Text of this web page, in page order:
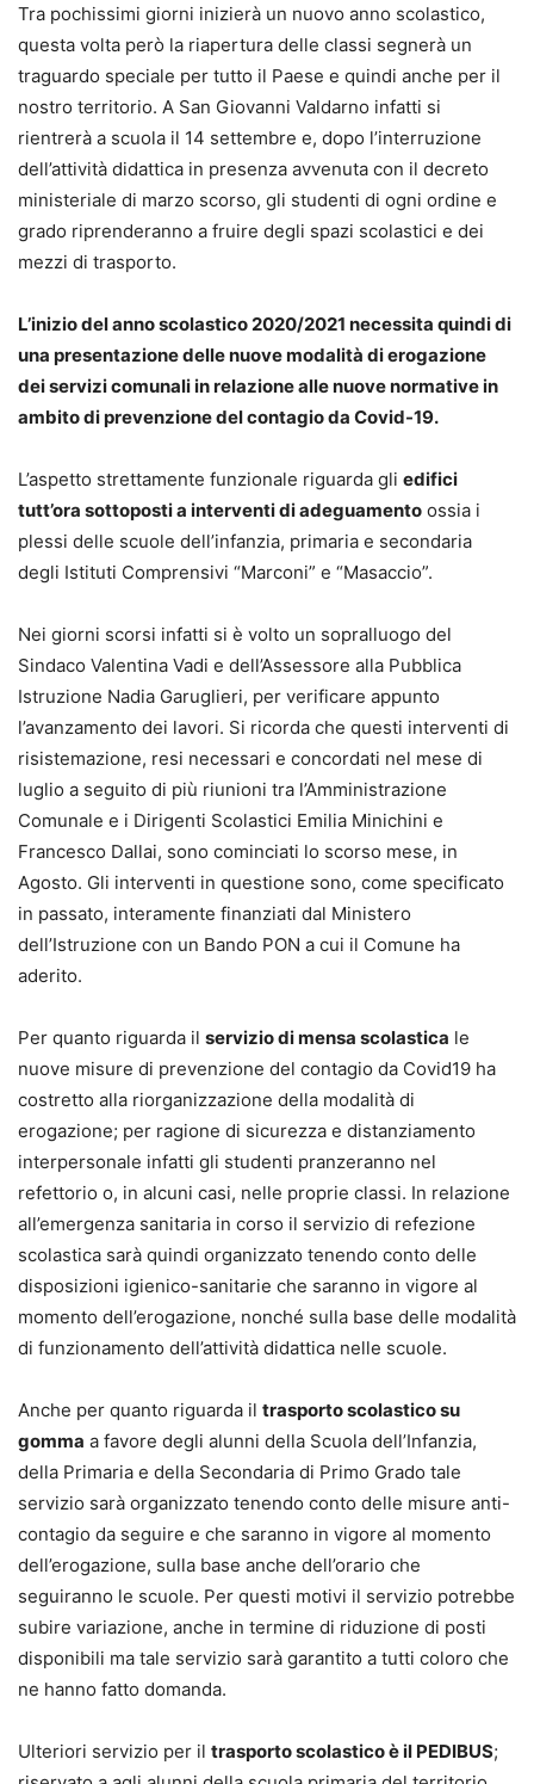
Tra pochissimi giorni inizierà un nuovo anno scolastico,
questa volta però la riapertura delle classi segnerà un
traguardo speciale per tutto il Paese e quindi anche per il
nostro territorio. A San Giovanni Valdarno infatti si
rientrerà a scuola il 14 settembre e, dopo l’interruzione
dell’attività didattica in presenza avvenuta con il decreto
ministeriale di marzo scorso, gli studenti di ogni ordine e
grado riprenderanno a fruire degli spazi scolastici e dei
mezzi di trasporto.
L’inizio del anno scolastico 2020/2021 necessita quindi di
una presentazione delle nuove modalità di erogazione
dei servizi comunali in relazione alle nuove normative in
ambito di prevenzione del contagio da Covid-19.
L’aspetto strettamente funzionale riguarda gli edifici
tutt’ora sottoposti a interventi di adeguamento ossia i
plessi delle scuole dell’infanzia, primaria e secondaria
degli Istituti Comprensivi “Marconi” e “Masaccio”.
Nei giorni scorsi infatti si è volto un sopralluogo del
Sindaco Valentina Vadi e dell’Assessore alla Pubblica
Istruzione Nadia Garuglieri, per verificare appunto
l’avanzamento dei lavori. Si ricorda che questi interventi di
risistemazione, resi necessari e concordati nel mese di
luglio a seguito di più riunioni tra l’Amministrazione
Comunale e i Dirigenti Scolastici Emilia Minichini e
Francesco Dallai, sono cominciati lo scorso mese, in
Agosto. Gli interventi in questione sono, come specificato
in passato, interamente finanziati dal Ministero
dell’Istruzione con un Bando PON a cui il Comune ha
aderito.
Per quanto riguarda il servizio di mensa scolastica le
nuove misure di prevenzione del contagio da Covid19 ha
costretto alla riorganizzazione della modalità di
erogazione; per ragione di sicurezza e distanziamento
interpersonale infatti gli studenti pranzeranno nel
refettorio o, in alcuni casi, nelle proprie classi. In relazione
all’emergenza sanitaria in corso il servizio di refezione
scolastica sarà quindi organizzato tenendo conto delle
disposizioni igienico-sanitarie che saranno in vigore al
momento dell’erogazione, nonché sulla base delle modalità
di funzionamento dell’attività didattica nelle scuole.
Anche per quanto riguarda il trasporto scolastico su
gomma a favore degli alunni della Scuola dell’Infanzia,
della Primaria e della Secondaria di Primo Grado tale
servizio sarà organizzato tenendo conto delle misure anti-
contagio da seguire e che saranno in vigore al momento
dell’erogazione, sulla base anche dell’orario che
seguiranno le scuole. Per questi motivi il servizio potrebbe
subire variazione, anche in termine di riduzione di posti
disponibili ma tale servizio sarà garantito a tutti coloro che
ne hanno fatto domanda.
Ulteriori servizio per il trasporto scolastico è il PEDIBUS;